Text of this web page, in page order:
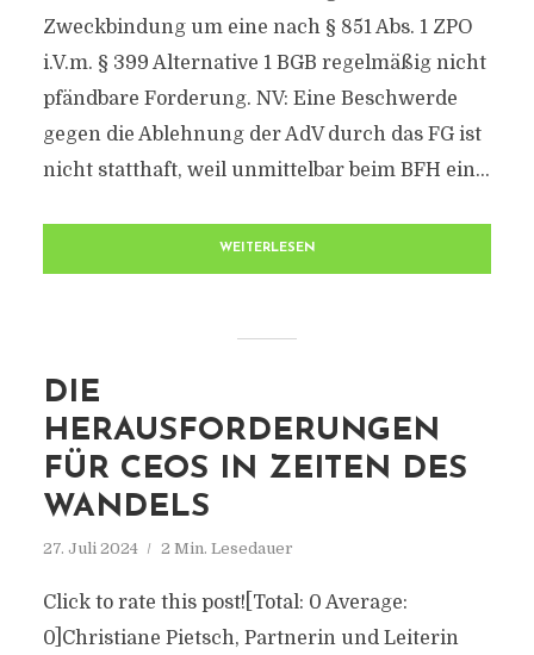
Zweckbindung um eine nach § 851 Abs. 1 ZPO
i.V.m. § 399 Alternative 1 BGB regelmäßig nicht
pfändbare Forderung. NV: Eine Beschwerde
gegen die Ablehnung der AdV durch das FG ist
nicht statthaft, weil unmittelbar beim BFH ein...
WEITERLESEN
DIE
HERAUSFORDERUNGEN
FÜR CEOS IN ZEITEN DES
WANDELS
27. Juli 2024 2 Min. Lesedauer
Click to rate this post![Total: 0 Average:
0]Christiane Pietsch, Partnerin und Leiterin